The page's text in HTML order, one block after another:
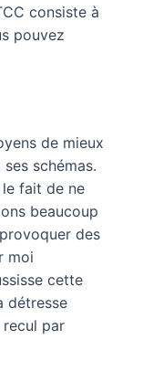
consiste à
pouvez
de mieux
schémas.
fait de ne
beaucoup
des
moi
cette
détresse
par